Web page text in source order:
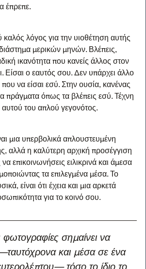
έπρεπε.
λόγος για την υιοθέτηση αυτής
μερικών μηνών. Βλέπεις,
ικανότητα που κανείς άλλος στον
Είσαι ο εαυτός σου. Δεν υπάρχει άλλο
να είσαι εσύ. Στην ουσία, κανένας
πράγματα όπως τα βλέπεις εσύ. Τέχνη
αυτού του απλού γεγονότος.
μια υπερβολικά απλουστευμένη
αλλά η καλύτερη αρχική προσέγγιση
επικοινωνήσεις ειλικρινά και άμεσα
τα επιλεγμένα μέσα. Το
είναι ότι έχεια και μια αρκετά
για το κοινό σου.
σημαίνει να
και μέσα σε ένα
τόσο το ίδιο το